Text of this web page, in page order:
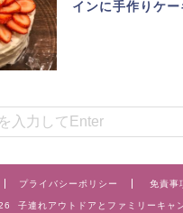
インに手作りケー
プライバシーポリシー 免責事
子連れアウトドアとファミリーキャ